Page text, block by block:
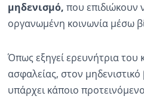
μηδενισμό, που επιδιώκουν
οργανωμένη κοινωνία μέσω
Όπως εξηγεί ερευνήτρια του
ασφαλείας, στον μηδενιστικό
υπάρχει κάποιο προτεινόμενο